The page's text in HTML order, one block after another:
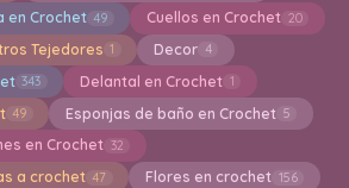
en Crochet 49 Cuellos en Crochet 20
Tejedores 1 Decor 4
343 Delantal en Crochet 1
49 Esponjas de baño en Crochet 5
en Crochet 32
a crochet 47 Flores en crochet 156